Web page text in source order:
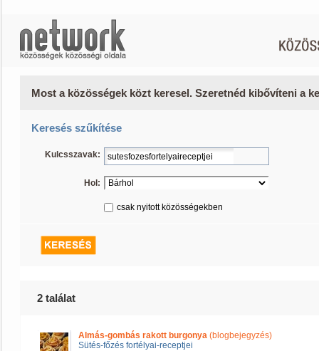
Most a közösségek közt keresel. Szeretnéd kibővíteni a
Keresés szűkítése
Kulcsszavak:
Hol:
csak nyitott közösségekben
2 találat
Almás-gombás rakott burgonya (blogbejegyzés)
Sütés-főzés fortélyai-receptjei